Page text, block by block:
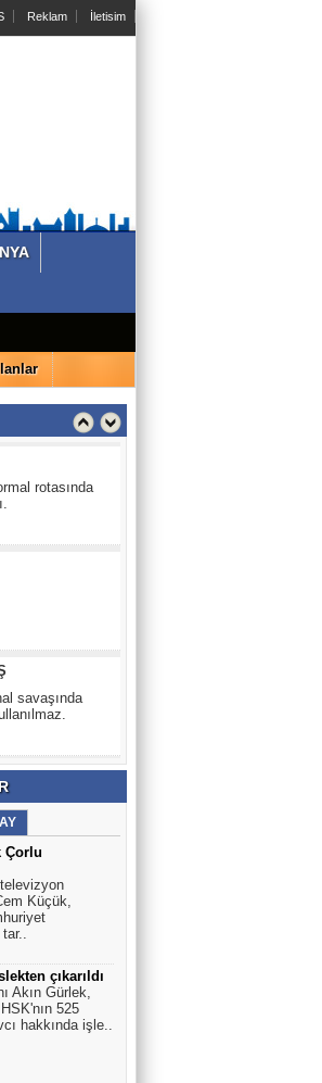
Reklam İletisim
İlanlar
rotasında
savaşında
VE CENGİZ
gözlük üretildi
Çorlu
Küçük,
tar..
çıkarıldı
Akın Gürlek,
525
hakkında işle..